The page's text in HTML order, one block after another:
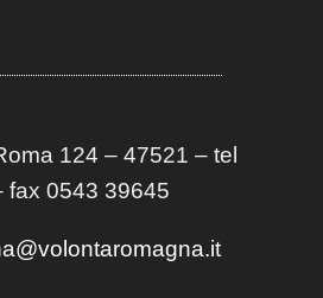
124 – 47521 – tel
fax 0543 39645